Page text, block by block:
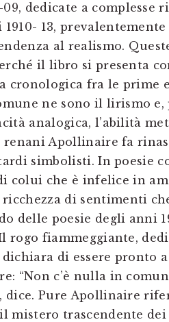
09, dedicate a
1910- 13,
al realismo.
il libro si presenta
cronologica fra le prime
ne sono il lirismo
analogica, l’abilità
renani Apollinaire fa
simbolisti. In poesie
colui che è infelice in
ricchezza di sentimenti
delle poesie degli anni
fiammeggiante,
di essere pronto
“Non c’è nulla in
dice. Pure Apollinaire
mistero trascendente